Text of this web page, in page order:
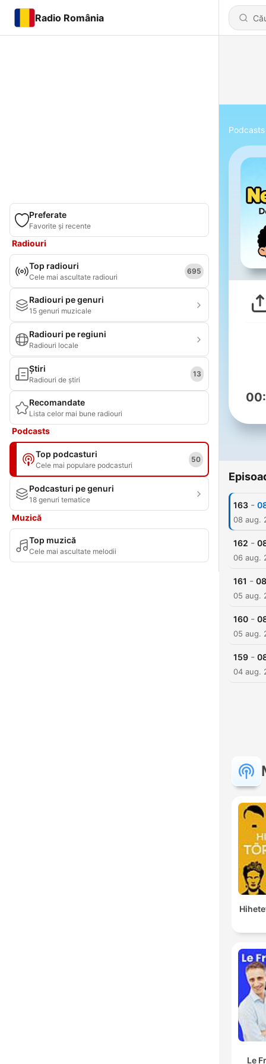
Radio România
Preferate
Favorite și recente
Radiouri
Top radiouri
Cele mai ascultate radiouri
695
Radiouri pe genuri
15 genuri muzicale
Radiouri pe regiuni
Radiouri locale
Știri
Radiouri de știri
13
Recomandate
Lista celor mai bune radiouri
Podcasts
Top podcasturi
Cele mai populare podcasturi
50
Podcasturi pe genuri
18 genuri tematice
Muzică
Top muzică
Cele mai ascultate melodii
Podcasts
163 -
08 aug.
162 -
06 aug.
161 -
05 aug.
160 -
05 aug.
159 -
04 aug.
Le